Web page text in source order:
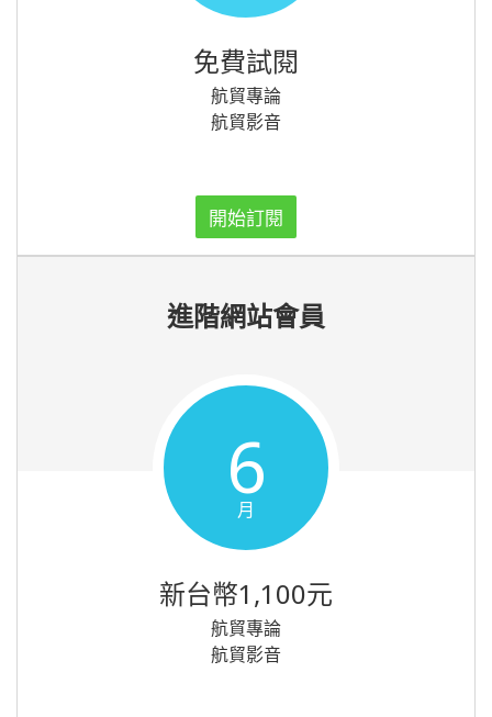
免費試閱
航貿專論
航貿影音
開始訂閱
進階網站會員
6
月
新台幣1,100元
航貿專論
航貿影音